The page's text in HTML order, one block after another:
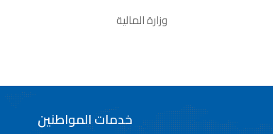
خدمات المواطنين